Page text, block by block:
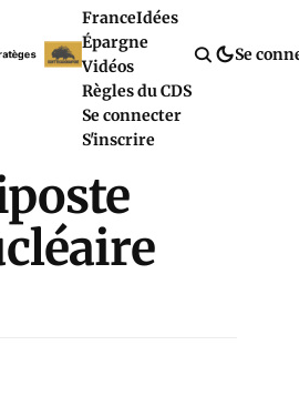
FranceIdées
Épargne
Vidéos
Règles du CDS
Se connecter
S'inscrire
Se